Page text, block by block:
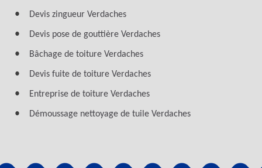
Devis zingueur Verdaches
Devis pose de gouttière Verdaches
Bâchage de toiture Verdaches
Devis fuite de toiture Verdaches
Entreprise de toiture Verdaches
Démoussage nettoyage de tuile Verdaches